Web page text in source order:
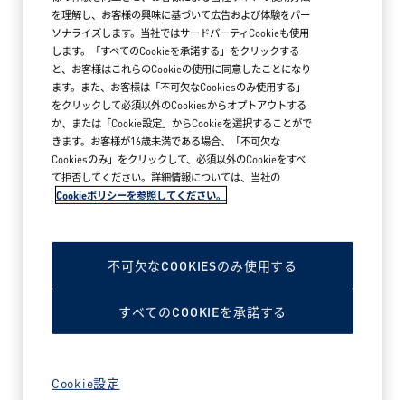
2026年5月18日
ブランドストア オープン
を理解し、お客様の興味に基づいて広告および体験をパー
ソナライズします。当社ではサードパーティCookieも使用
します。「すべてのCookieを承諾する」をクリックする
と、お客様はこれらのCookieの使用に同意したことになり
ます。また、お客様は「不可欠なCookiesのみ使用する」
をクリックして必須以外のCookiesからオプトアウトする
か、または「Cookie設定」からCookieを選択することがで
きます。お客様が16歳未満である場合、「不可欠な
Cookiesのみ」をクリックして、必須以外のCookieをすべ
て拒否してください。詳細情報については、当社の
Cookieポリシーを参照してください。
Cookie設定
不可欠なCOOKIESのみ使用する
すべてのCOOKIEを承諾する